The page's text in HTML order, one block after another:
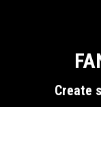
Create